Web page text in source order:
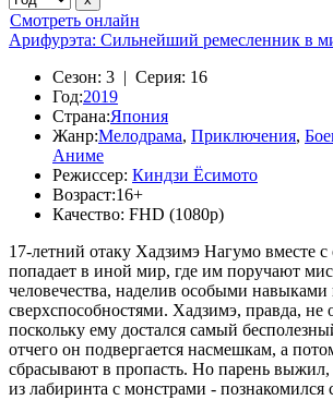
Смотреть онлайн
Арифурэта: Сильнейший ремесленник в
Сезон: 3 | Серия: 16
Год:2019
Страна:Япония
Жанр:Мелодрама, Приключения,
Аниме
Режиссер: Киндзи Ёсимото
Возраст:16+
Качество: FHD (1080p)
17-летний отаку Хадзимэ Нагумо вместе
попадает в иной мир, где им поручают
человечества, наделив особыми навыками
сверхспособностями. Хадзимэ, правда, не
поскольку ему достался самый
отчего он подвергается насмешкам, а
сбрасывают в пропасть. Но парень
из лабиринта с монстрами - познакомился